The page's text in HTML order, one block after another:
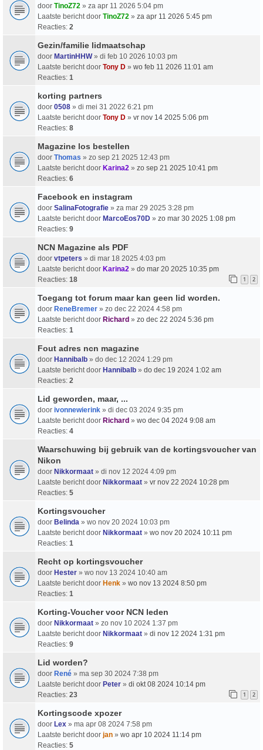
door TinoZ72 » za apr 11 2026 5:04 pm
Laatste bericht door TinoZ72 » za apr 11 2026 5:45 pm
Reacties: 2
Gezin/familie lidmaatschap
door MartinHHW» di feb 10 2026 10:03 pm
Laatste bericht door Tony D » wo feb 11 2026 11:01 am
Reacties: 1
korting partners
door 0508 » di mei 31 2022 6:21 pm
Laatste bericht door Tony D » vr nov 14 2025 5:06 pm
Reacties: 8
Magazine los bestellen
door Thomas » zo sep 21 2025 12:43 pm
Laatste bericht door Karina2 » zo sep 21 2025 10:41 pm
Reacties: 6
Facebook en instagram
door SalinaFotografie » za mar 29 2025 3:28 pm
Laatste bericht door MarcoEos70D » zo mar 30 2025 1:08 pm
Reacties: 9
NCN Magazine als PDF
door vtpeters » di mar 18 2025 4:03 pm
Laatste bericht door Karina2 » do mar 20 2025 10:35 pm
Reacties: 18 1 2
Toegang tot forum maar kan geen lid worden.
door ReneBremer » zo dec 22 2024 4:58 pm
Laatste bericht door Richard » zo dec 22 2024 5:36 pm
Reacties: 1
Fout adres ncn magazine
door Hannibalb » do dec 12 2024 1:29 pm
Laatste bericht door Hannibalb » do dec 19 2024 1:02 am
Reacties: 2
Lid geworden, maar, ...
door ivonnewierink » di dec 03 2024 9:35 pm
Laatste bericht door Richard » wo dec 04 2024 9:08 am
Reacties: 4
Waarschuwing bij gebruik van de kortingsvoucher van
Nikon
door Nikkormaat » di nov 12 2024 4:09 pm
Laatste bericht door Nikkormaat » vr nov 22 2024 10:28 pm
Reacties: 5
Kortingsvoucher
door Belinda » wo nov 20 2024 10:03 pm
Laatste bericht door Nikkormaat » wo nov 20 2024 10:11 pm
Reacties: 1
Recht op kortingsvoucher
door Hester » wo nov 13 2024 10:40 am
Laatste bericht door Henk » wo nov 13 2024 8:50 pm
Reacties: 1
Korting-Voucher voor NCN leden
door Nikkormaat » zo nov 10 2024 1:37 pm
Laatste bericht door Nikkormaat » di nov 12 2024 1:31 pm
Reacties: 9
Lid worden?
door René » ma sep 30 2024 7:38 pm
Laatste bericht door Peter » di okt 08 2024 10:14 pm
Reacties: 23 1 2
Kortingscode xpozer
door Lex » ma apr 08 2024 7:58 pm
Laatste bericht door jan » wo apr 10 2024 11:14 pm
Reacties: 5